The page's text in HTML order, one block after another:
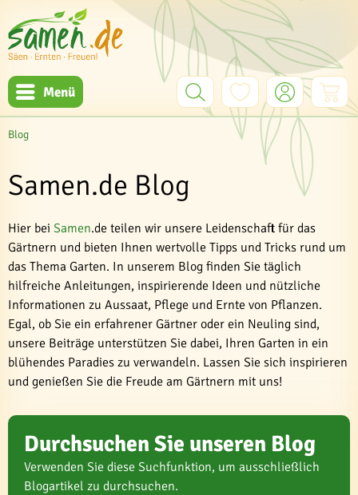
Menü
Blog
Samen.de Blog
Hier bei Samen.de teilen wir unsere Leidenschaft für das
Gärtnern und bieten Ihnen wertvolle Tipps und Tricks rund um
das Thema Garten. In unserem Blog finden Sie täglich
hilfreiche Anleitungen, inspirierende Ideen und nützliche
Informationen zu Aussaat, Pflege und Ernte von Pflanzen.
Egal, ob Sie ein erfahrener Gärtner oder ein Neuling sind,
unsere Beiträge unterstützen Sie dabei, Ihren Garten in ein
blühendes Paradies zu verwandeln. Lassen Sie sich inspirieren
und genießen Sie die Freude am Gärtnern mit uns!
Durchsuchen Sie unseren Blog
Verwenden Sie diese Suchfunktion, um ausschließlich
Blogartikel zu durchsuchen.